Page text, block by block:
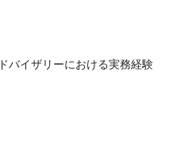
バイザリーにおける実務経験